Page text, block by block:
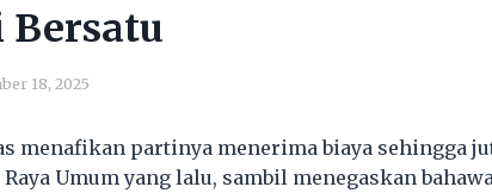
18, 2025
menafikan partinya menerima biaya sehingga
Umum yang lalu, sambil menegaskan